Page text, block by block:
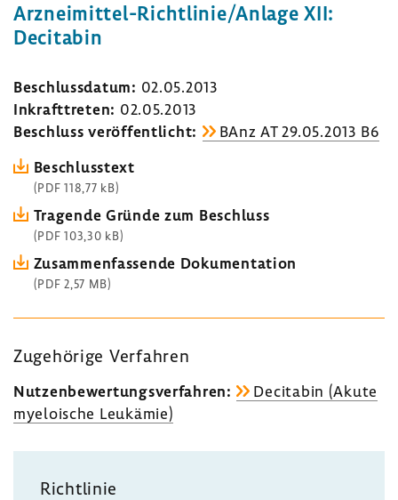
Arzneimittel-​Richtlinie/Anlage XII:
Deci­tabin
Beschluss­datum: 02.05.2013
Inkraft­treten: 02.05.2013
Beschluss veröf­fent­licht:
BAnz AT 29.05.2013 B6
Beschluss­text
(PDF 118,77 kB)
Tragende Gründe zum Beschluss
(PDF 103,30 kB)
Zusam­men­fas­sende Doku­men­ta­tion
(PDF 2,57 MB)
Zuge­hö­rige Verfahren
Nutzen­be­wer­tungs­ver­fahren:
Deci­tabin (Akute
myeloi­sche Leuk­ämie)
Richt­linie